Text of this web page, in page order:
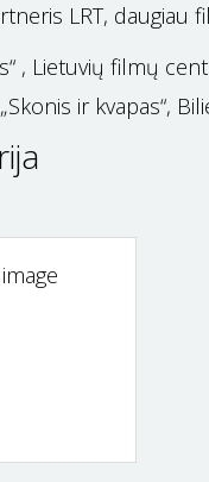
LRT,
, Lietuvių filmų
ir kvapas“,